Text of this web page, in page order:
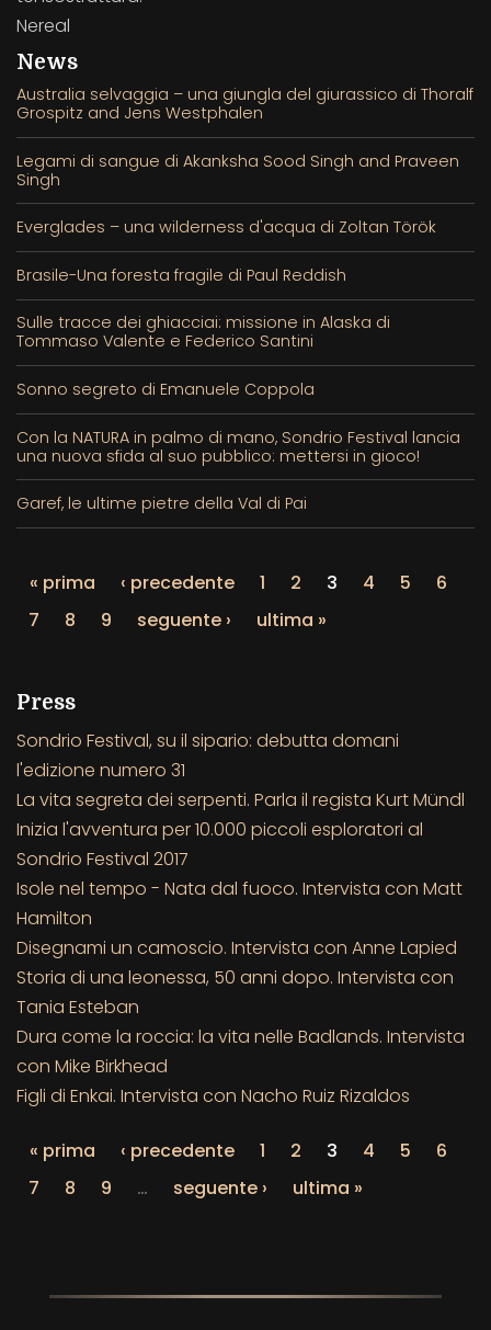
Nereal
News
Australia selvaggia – una giungla del giurassico di Thoralf
Grospitz and Jens Westphalen
Legami di sangue di Akanksha Sood Singh and Praveen
Singh
Everglades – una wilderness d'acqua di Zoltan Török
Brasile-Una foresta fragile di Paul Reddish
Sulle tracce dei ghiacciai: missione in Alaska di
Tommaso Valente e Federico Santini
Sonno segreto di Emanuele Coppola
Con la NATURA in palmo di mano, Sondrio Festival lancia
una nuova sfida al suo pubblico: mettersi in gioco!
Garef, le ultime pietre della Val di Pai
« prima ‹ precedente 1 2 3 4 5
6
7
8 9 seguente › ultima »
Press
Sondrio Festival, su il sipario: debutta domani
l'edizione numero 31
La vita segreta dei serpenti. Parla il regista Kurt Mündl
Inizia l'avventura per 10.000 piccoli esploratori al
Sondrio Festival 2017
Isole nel tempo - Nata dal fuoco. Intervista con Matt
Hamilton
Disegnami un camoscio. Intervista con Anne Lapied
Storia di una leonessa, 50 anni dopo. Intervista con
Tania Esteban
Dura come la roccia: la vita nelle Badlands. Intervista
con Mike Birkhead
Figli di Enkai. Intervista con Nacho Ruiz Rizaldos
« prima ‹ precedente 1 2 3 4 5
6
7
8 9 … seguente › ultima »